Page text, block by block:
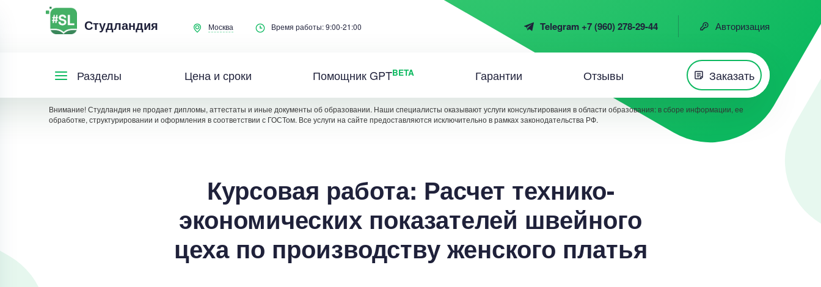
Студландия Москва Время работы: 9:00-21:00 Telegram +7 (960) 278-29-44 Авторизация
Разделы Цена и сроки Помощник GPTBETA Гарантии Отзывы Заказать
Внимание! Студландия не продает дипломы, аттестаты и иные документы об образовании. Наши специалисты оказывают услуги консультирования в области образования: в сборе информации, ее
обработке, структурировании и оформления в соответствии с ГОСТом. Все услуги на сайте предоставляются исключительно в рамках законодательства РФ.
Курсовая работа: Расчет технико-
экономических показателей швейного
цеха по производству женского платья